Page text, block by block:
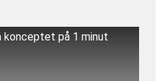
konceptet på 1 minut